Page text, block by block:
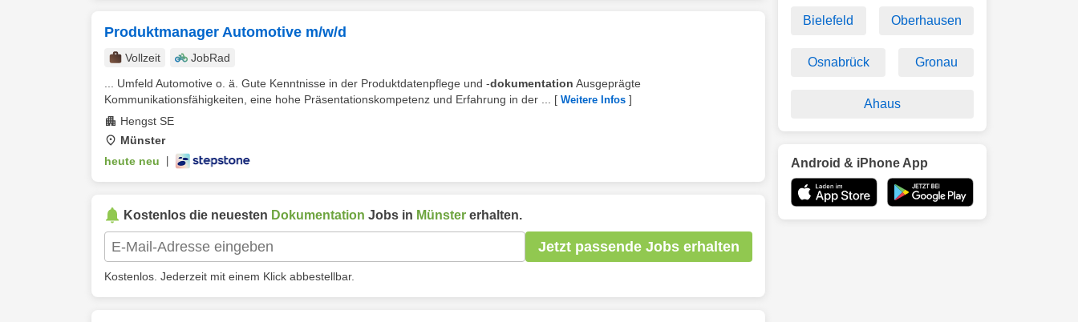
Produktmanager Automotive m/w/d
Vollzeit
JobRad
... Umfeld Automotive o. ä. Gute Kenntnisse in der Produktdatenpflege und -dokumentation Ausgeprägte
Kommunikationsfähigkeiten, eine hohe Präsentationskompetenz und Erfahrung in der ...
[ Weitere Infos ]
Hengst SE
Münster
heute neu
Kostenlos die neuesten Dokumentation Jobs in Münster erhalten.
Jetzt passende Jobs erhalten
Kostenlos. Jederzeit mit einem Klick abbestellbar.
Bielefeld Oberhausen
Osnabrück Gronau
Ahaus
Android & iPhone App